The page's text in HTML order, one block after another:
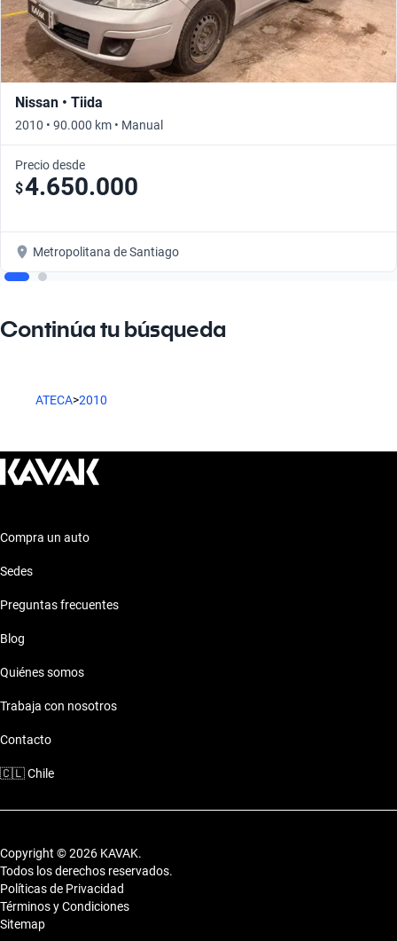
Nissan • Tiida
2010 • 90.000 km • Manual
Precio desde
$4.650.000
Metropolitana de Santiago
Continúa tu búsqueda
ATECA>2010
Compra un auto
Sedes
Preguntas frecuentes
Blog
Quiénes somos
Trabaja con nosotros
Contacto
🇨🇱Chile
Copyright © 2026 KAVAK.
Todos los derechos reservados.
Políticas de Privacidad
Términos y Condiciones
Sitemap